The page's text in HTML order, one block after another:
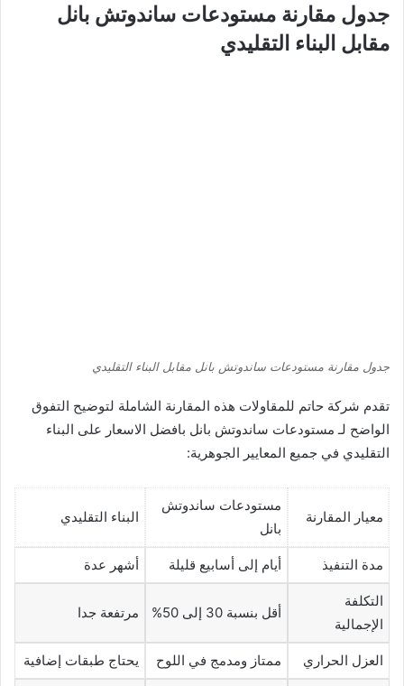
جدول مقارنة مستودعات ساندوتش بانل
مقابل البناء التقليدي
جدول مقارنة مستودعات ساندوتش بانل مقابل البناء التقليدي
تقدم شركة حاتم للمقاولات هذه المقارنة الشاملة لتوضيح التفوق
الواضح لـ مستودعات ساندوتش بانل بافضل الاسعار على البناء
التقليدي في جميع المعايير الجوهرية:
معيار المقارنة
مستودعات ساندوتش
بانل
البناء التقليدي
مدة التنفيذ أيام إلى أسابيع قليلة أشهر عدة
التكلفة
الإجمالية
أقل بنسبة 30 إلى 50% مرتفعة جدا
العزل الحراري ممتاز ومدمج في اللوح يحتاج طبقات إضافية